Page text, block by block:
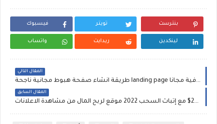
فيسبوك تويتر بنترست
واتساب ريدايت لينكدين
المقال التالي
طريقة انشاء صفحة هبوط مجانية ناجحة landing page صفحة هبوط إحترافية مجانا
المقال السابق
طريقة سهلة لربح 25$ مع إثباث السحب 2022 موقع لربح المال من مشاهدة الاعلانات